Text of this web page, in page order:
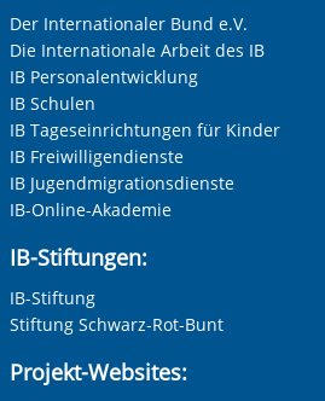
Vorherige
Der Internationaler Bund e.V.
Die Internationale Arbeit des IB
IB Personalentwicklung
IB Schulen
IB Tageseinrichtungen für Kinder
IB Freiwilligendienste
IB Jugendmigrationsdienste
IB-Online-Akademie
IB-Stiftungen:
IB-Stiftung
Stiftung Schwarz-Rot-Bunt
Projekt-Websites: